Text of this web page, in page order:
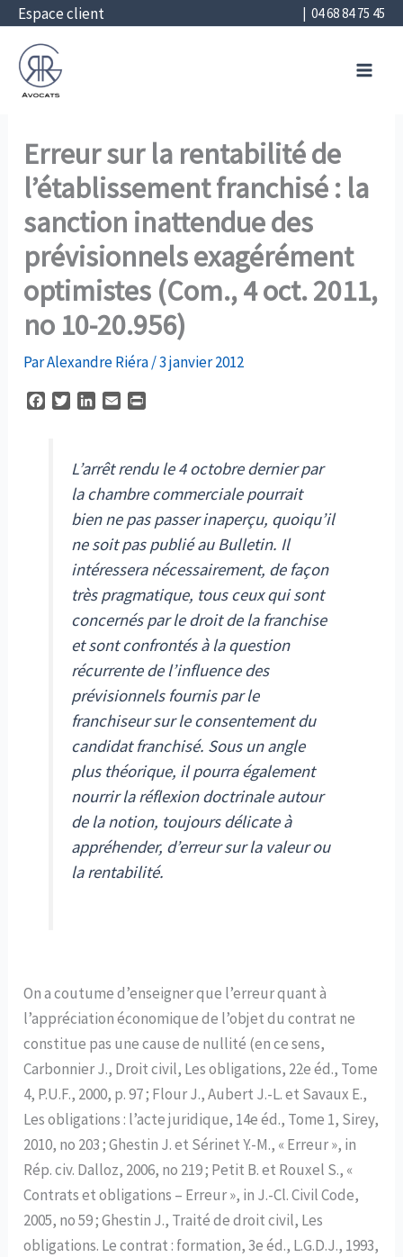
Aller
contenu
Espace client | 04 68 84 75 45
Erreur sur la rentabilité de
l’établissement franchisé : la
sanction inattendue des
prévisionnels exagérément
optimistes (Com., 4 oct. 2011,
no 10-20.956)
ParAlexandre Riéra/3 janvier 2012
t
e
r
e
d
n
l
t
L’arrêt rendu le 4 octobre dernier par
la chambre commerciale pourrait
bien ne pas passer inaperçu, quoiqu’il
ne soit pas publié auBulletin. Il
intéressera nécessairement, de façon
très pragmatique, tous ceux qui sont
concernés par le droit de la franchise
et sont confrontés à la question
récurrente de l’influence des
prévisionnels fournis par le
franchiseur sur le consentement du
candidat franchisé. Sous un angle
plus théorique, il pourra également
nourrir la réflexion doctrinale autour
de la notion, toujours délicate à
appréhender, d’erreur sur la valeur ou
la rentabilité.
On a coutume d’enseigner que l’erreur quant à
l’appréciation économique de l’objet du contrat ne
constitue pas une cause de nullité (en ce sens,
Carbonnier J., Droit civil, Les obligations, 22e éd., Tome
4, P.U.F., 2000, p. 97 ; Flour J., Aubert J.-L. et Savaux E.,
Les obligations : l’acte juridique, 14e éd., Tome 1, Sirey,
2010, no 203 ; Ghestin J. et Sérinet Y.-M., « Erreur », in
Rép. civ. Dalloz, 2006, no 219 ; Petit B. et Rouxel S., «
Contrats et obligations – Erreur », in J.-Cl. Civil Code,
2005, no 59 ; Ghestin J., Traité de droit civil, Les
obligations. Le contrat : formation, 3e éd., L.G.D.J., 1993,